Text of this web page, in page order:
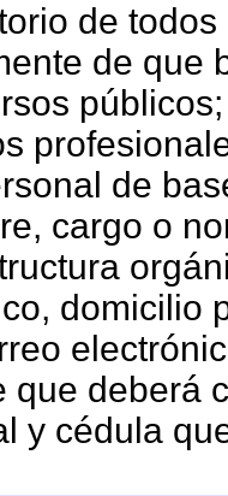
de
de que
de
cargo o
domicilio
que deberá
y cédula